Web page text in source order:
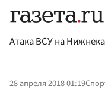
Атака ВСУ на
28 апреля 2018 01:19